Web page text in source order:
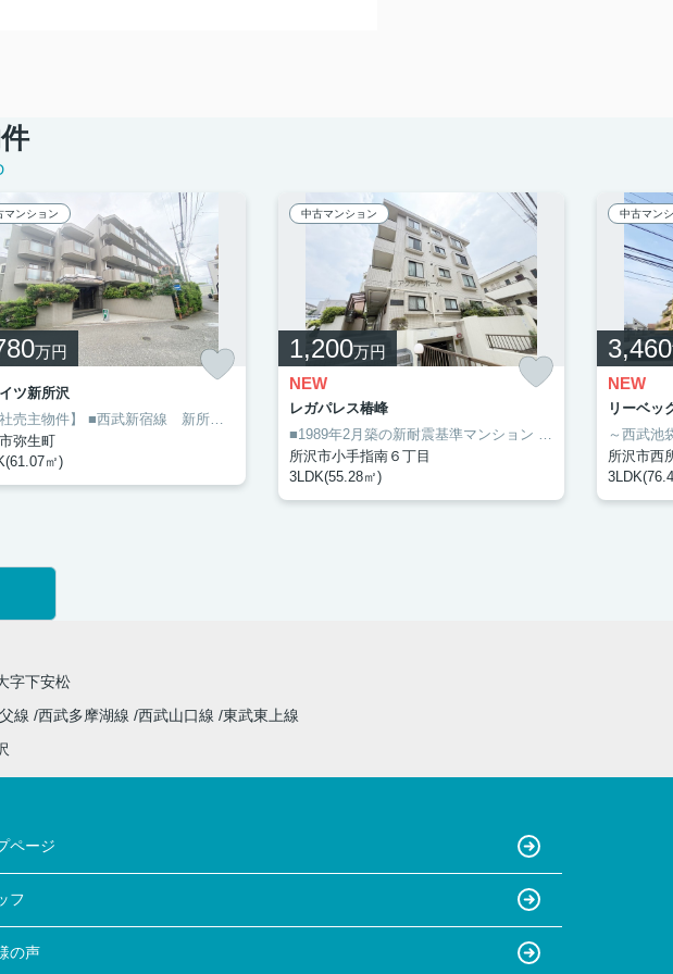
にお問い合わせください！
＼
歴あり／ 「まずは見てみよう」が大事です！ご見学希望などお気軽にお問い合わせください！＼
建て5階部分、南西角部屋、間取り3LDK ■西友西所沢店まで20ｍ、買物施設等充実の住環境 ／ 「まず
地面積217.03平米（65.65坪）と広々 ■カースペース3台（車種制限あり） ■広々とした玄関ホール ■使
築条件なしにつき、お好きなハウスメーカーや工務店にて建築いただけます■東町小学校・東町中学校
＊＊オーナーチェンジ物件です＊＊・賃貸中（賃料/月額67000円） ・細則はございますが
マンション
万円
ツ新所沢
社売主物件】
■西武新宿線 新所沢 駅徒歩7分・通勤通学に便利な立地
■安心のオートロック付きマンシ
弥生町
㎡)
中古マンション
1,200万円
NEW
レガパレス椿峰
■1989年2月築の新耐震基準マンション
所沢市小手指南６丁目
3LDK(55.28㎡)
中古マン
3,460
NEW
リーベッ
所沢市西
字下安松
線 西武多摩湖線 西武山口線 東武東上線
ページ
フ
の声